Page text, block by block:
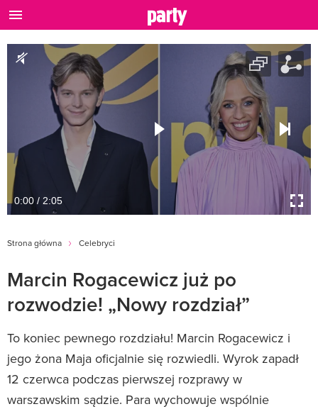
0:00 / 2:05
Strona główna Celebryci
Marcin Rogacewicz już po
rozwodzie! „Nowy rozdział”
To koniec pewnego rozdziału! Marcin Rogacewicz i
jego żona Maja oficjalnie się rozwiedli. Wyrok zapadł
12 czerwca podczas pierwszej rozprawy w
warszawskim sądzie. Para wychowuje wspólnie